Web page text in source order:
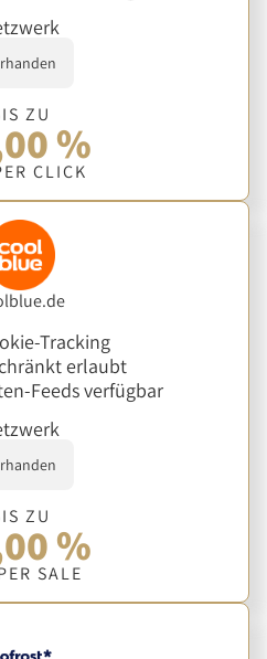
ZU
%
CLICK
Tracking
erlaubt
Feeds verfügbar
ZU
%
SALE